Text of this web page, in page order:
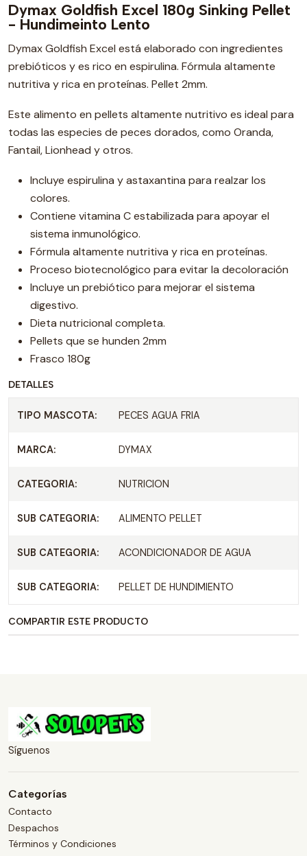
Dymax Goldfish Excel 180g Sinking Pellet
- Hundimeinto Lento
Dymax Goldfish Excel está elaborado con ingredientes
prebióticos y es rico en espirulina. Fórmula altamente
nutritiva y rica en proteínas. Pellet 2mm.
Este alimento en pellets altamente nutritivo es ideal para
todas las especies de peces dorados, como Oranda,
Fantail, Lionhead y otros.
Incluye espirulina y astaxantina para realzar los
colores.
Contiene vitamina C estabilizada para apoyar el
sistema inmunológico.
Fórmula altamente nutritiva y rica en proteínas.
Proceso biotecnológico para evitar la decoloración
Incluye un prebiótico para mejorar el sistema
digestivo.
Dieta nutricional completa.
Pellets que se hunden 2mm
Frasco 180g
DETALLES
TIPO MASCOTA: PECES AGUA FRIA
MARCA: DYMAX
CATEGORIA: NUTRICION
SUB CATEGORIA: ALIMENTO PELLET
SUB CATEGORIA: ACONDICIONADOR DE AGUA
SUB CATEGORIA: PELLET DE HUNDIMIENTO
COMPARTIR ESTE PRODUCTO
Síguenos
Categorías
Contacto
Despachos
Términos y Condiciones